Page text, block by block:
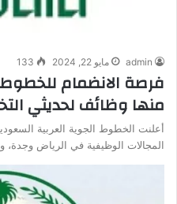
admin مايو 22, 2024 133
فرصة الانضمام
منها وظائف لحديثي
أعلنت الخطوط الجوية العربية
المجالات الوظيفية في الرياض